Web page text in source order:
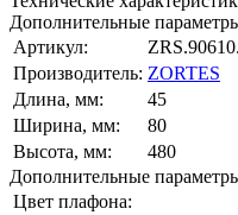
Дополнительные
Артикул:
Производитель: ZORTES
Длина, мм:
45
Ширина, мм:
80
Высота, мм:
480
Дополнительные
Цвет плафона: